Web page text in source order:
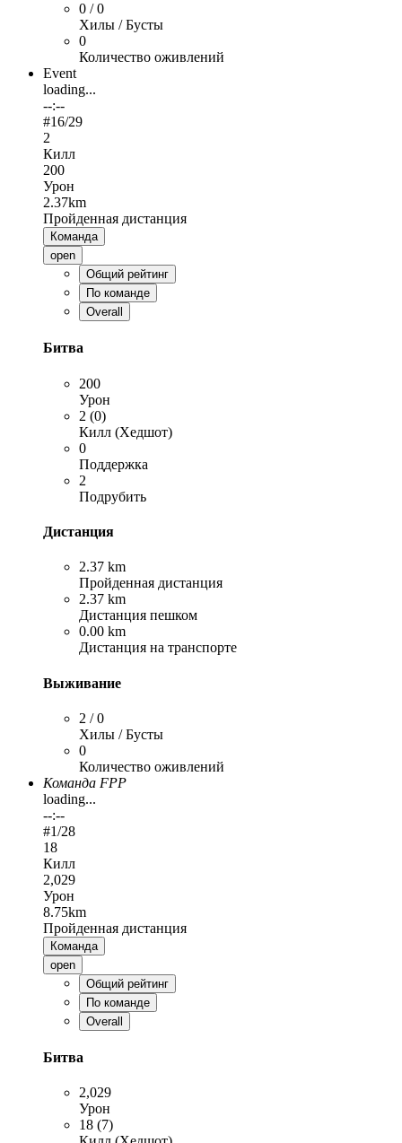
0 / 0
Хилы / Бусты
0
Количество оживлений
Event
loading...
--:--
#16/29
2
Килл
200
Урон
2.37km
Пройденная дистанция
Команда
open
Общий рейтинг
По команде
Overall
Битва
200
Урон
2 (0)
Килл (Хедшот)
0
Поддержка
2
Подрубить
Дистанция
2.37 km
Пройденная дистанция
2.37 km
Дистанция пешком
0.00 km
Дистанция на транспорте
Выживание
2 / 0
Хилы / Бусты
0
Количество оживлений
Команда FPP
loading...
--:--
#1/28
18
Килл
2,029
Урон
8.75km
Пройденная дистанция
Команда
open
Общий рейтинг
По команде
Overall
Битва
2,029
Урон
18 (7)